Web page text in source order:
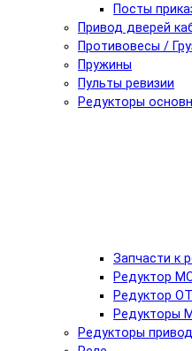
Посты
Привод дверей
Противовесы /
Пружины
Пульты ревизии
Редукторы
Запчасти к
Редуктор
Редуктор
Редукторы
Редукторы